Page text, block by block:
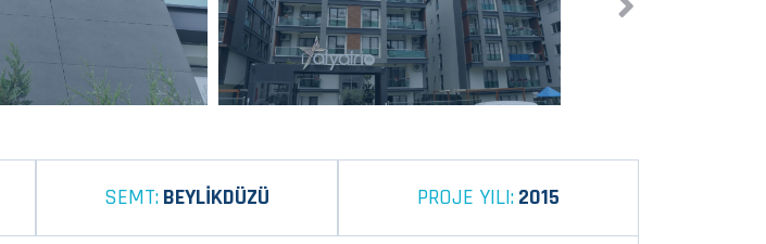
SEMT:BEYLİKDÜZÜ PROJE YILI:2015